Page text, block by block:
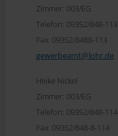
Zimmer: 003/EG
Telefon: 09352/848-113
Fax: 09352/8488-113
gewerbeamt@lohr.de
Heike Nickel
Zimmer: 003/EG
Telefon: 09352/848-114
Fax: 09352/848-8-114